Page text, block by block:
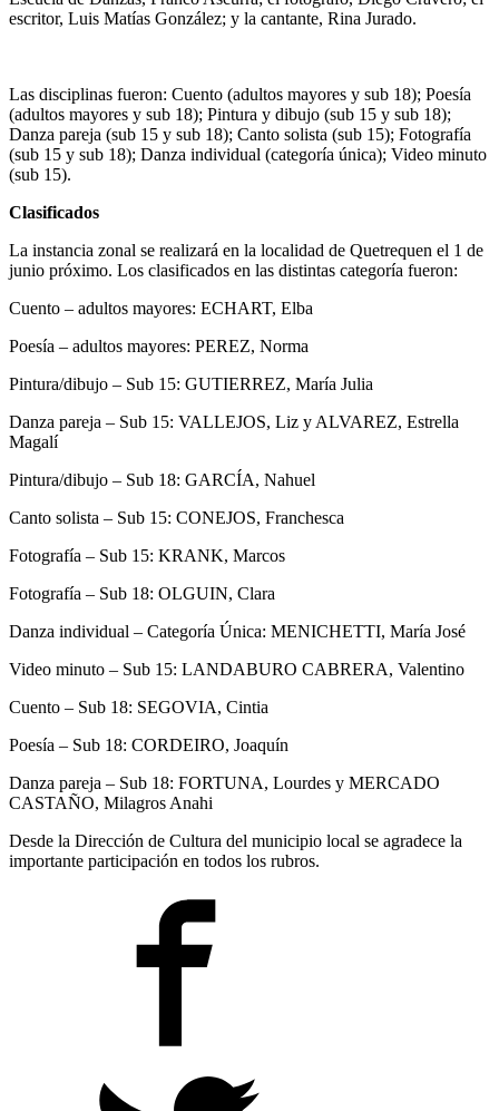
escritor, Luis Matías González; y la cantante, Rina Jurado.
Las disciplinas fueron: Cuento (adultos mayores y sub 18); Poesía
(adultos mayores y sub 18); Pintura y dibujo (sub 15 y sub 18);
Danza pareja (sub 15 y sub 18); Canto solista (sub 15); Fotografía
(sub 15 y sub 18); Danza individual (categoría única); Video minuto
(sub 15).
Clasificados
La instancia zonal se realizará en la localidad de Quetrequen el 1 de
junio próximo. Los clasificados en las distintas categoría fueron:
Cuento – adultos mayores: ECHART, Elba
Poesía – adultos mayores: PEREZ, Norma
Pintura/dibujo – Sub 15: GUTIERREZ, María Julia
Danza pareja – Sub 15: VALLEJOS, Liz y ALVAREZ, Estrella
Magalí
Pintura/dibujo – Sub 18: GARCÍA, Nahuel
Canto solista – Sub 15: CONEJOS, Franchesca
Fotografía – Sub 15: KRANK, Marcos
Fotografía – Sub 18: OLGUIN, Clara
Danza individual – Categoría Única: MENICHETTI, María José
Video minuto – Sub 15: LANDABURO CABRERA, Valentino
Cuento – Sub 18: SEGOVIA, Cintia
Poesía – Sub 18: CORDEIRO, Joaquín
Danza pareja – Sub 18: FORTUNA, Lourdes y MERCADO
CASTAÑO, Milagros Anahi
Desde la Dirección de Cultura del municipio local se agradece la
importante participación en todos los rubros.